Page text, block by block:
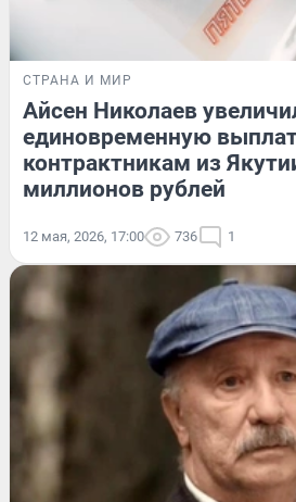
СТРАНА И МИР
Айсен Николаев
единовременную
контрактникам из
миллионов рублей
12 мая, 2026, 17:00 736 1